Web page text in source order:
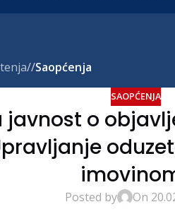
/ Saopćenja
SAOPĆENJA
javnost o
Posted by On